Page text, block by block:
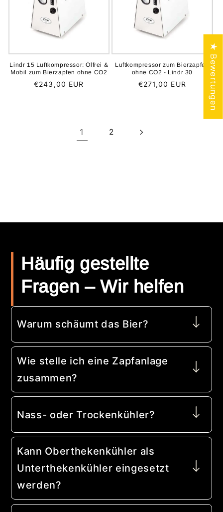
Lindr 15 Luftkompressor: Ölfrei &
Mobil zum Bierzapfen ohne CO2
Normaler
€243,00 EUR
Luftkompressor zum Bierzapfen
ohne CO2 - Lindr 30
Normaler
€271,00 EUR
1 2
Häufig gestellte
Fragen – Wir helfen
Warum schäumt das Bier?
Wie stelle ich eine Zapfanlage
zusammen?
Nass- oder Trockenkühler?
Kann Oberthekenkühler als
Unterthekenkühler eingesetzt
werden?
★ Bewertungen